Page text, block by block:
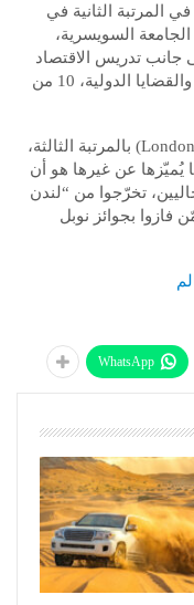
المرتبة الثانية في
السويسرية،
جانب تدريس الاقتصاد
وإدارة الأعمال والقانون والعلوم السياسية والقضايا الدولية، 10 من
وحلّت جامعة لندن (London School of Economics) بالمرتبة الثالثة،
يُميّزها عن غيرها هو أن
تخرّجوا من “لندن
كما درس فيها أو تخرّج منها 16 ممّن فازوا بجوائز نوبل
WhatsApp